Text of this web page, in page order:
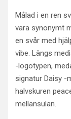
Målad i en ren
vara synonymt
en svår med
vibe. Längs
-logotypen,
signatur Daisy -
halvskuren
mellansulan.